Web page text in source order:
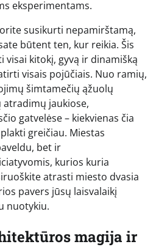
eksperimentams.
susikurti nepamirštamą,
būtent ten, kur reikia. Šis
visai kitokį, gyvą ir dinamišką
visais pojūčiais. Nuo ramių,
šimtamečių ąžuolų
atradimų jaukiose,
gatvelėse – kiekvienas čia
greičiau. Miestas
bet ir
kurios kuria
atrasti miesto dvasia
pavers jūsų laisvalaikį
nuotykiu.
magija ir